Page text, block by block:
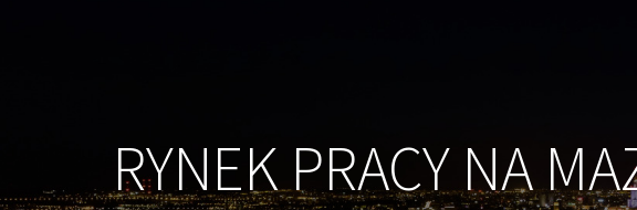
RYNEK PRACY NA